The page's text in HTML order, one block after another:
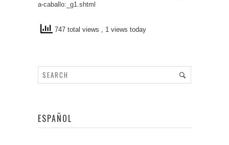
a-caballo:_g1.shtml
747 total views , 1 views today
ESPAÑOL